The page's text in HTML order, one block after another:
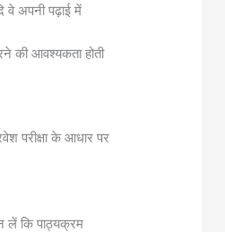
वे अपनी पढ़ाई में
की आवश्यकता होती
परीक्षा के आधार पर
लें कि पाठ्यक्रम